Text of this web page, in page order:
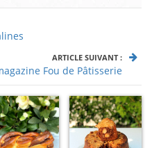
ARTICLE SUIVANT :
Fou de Pâtisserie